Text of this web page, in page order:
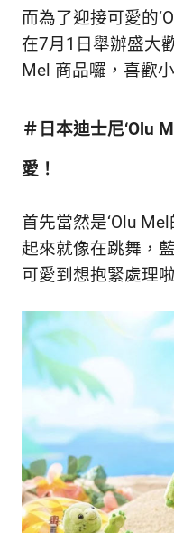
而為了迎接可愛的
在7月1日舉辦盛大
Mel 商品囉，喜歡
＃日本迪士尼‘Olu
愛！
首先當然是‘Olu
起來就像在跳舞，
可愛到想抱緊處理啦